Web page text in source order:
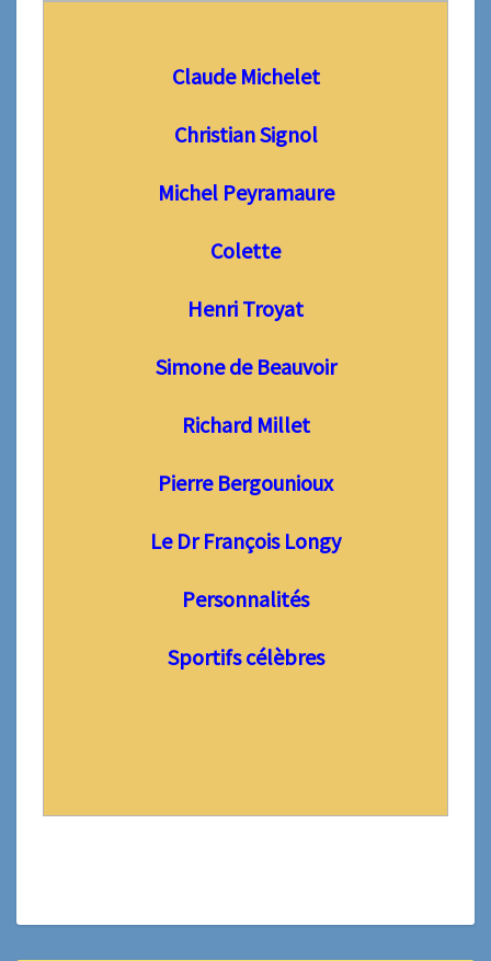
Claude Michelet
Christian Signol
Michel Peyramaure
Colette
Henri Troyat
Simone de Beauvoir
Richard Millet
Pierre Bergounioux
Le Dr François Longy
Personnalités
Sportifs célèbres